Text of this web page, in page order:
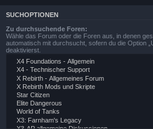
SUCHOPTIONEN
Zu durchsuchende Foren:
Wähle das Forum oder die Foren aus, in denen
automatisch mit durchsucht, sofern du die Option
deaktivierst.